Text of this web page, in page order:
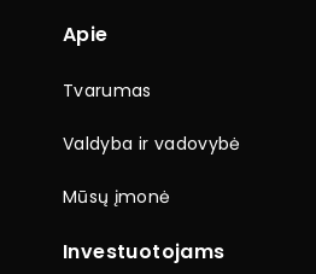
Apie
Tvarumas
Valdyba ir vadovybė
Mūsų įmonė
Investuotojams